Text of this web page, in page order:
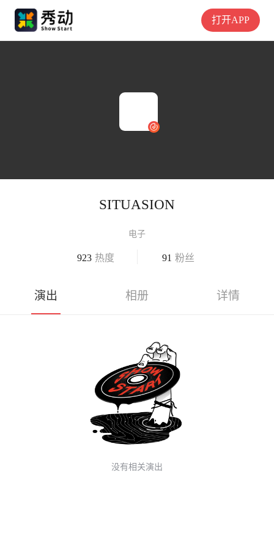
打开APP
SITUASION
电子
923 热度 91 粉丝
演出 相册 详情
没有相关演出